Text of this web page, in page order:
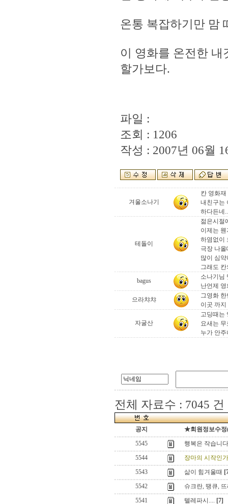
온통 복잡하기만 맘
이 영화를 온전한
할가보다.
파일 :
조회 : 1206
작성 : 2007년 06월
겨울소나기
칸 영화
내친구는
하다든네
테돌이
젊은시절
이제는
하염없이
극장 나
많이 심
그래도
bagus
소나기님
난언제 영
으라챠챠
그영화
이곳 까
자굴산
고딩때는
요새는
누가 안주
전체 자료수 : 7045 건
공지
★회원정보수
5545
행복은 작습니
5544
장마의 시작인
5543
삶이 힘겨울때
5542
슈크란, 땡큐,
5541
텔레파시.... [7]